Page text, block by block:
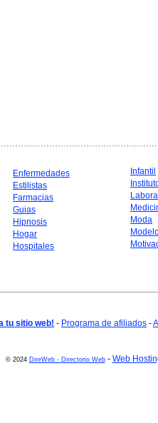
Enfermedades
Estilistas
Farmacias
Guias
Hipnosis
Hogar
Hospitales
Infantil
Moda
tu sitio web! - Programa de afiliados -
© 2024 DireWeb - Directorio Web- Web